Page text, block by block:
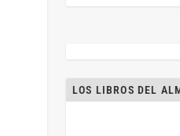
LOS LIBROS DEL